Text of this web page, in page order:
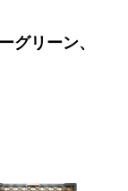
グリーン、